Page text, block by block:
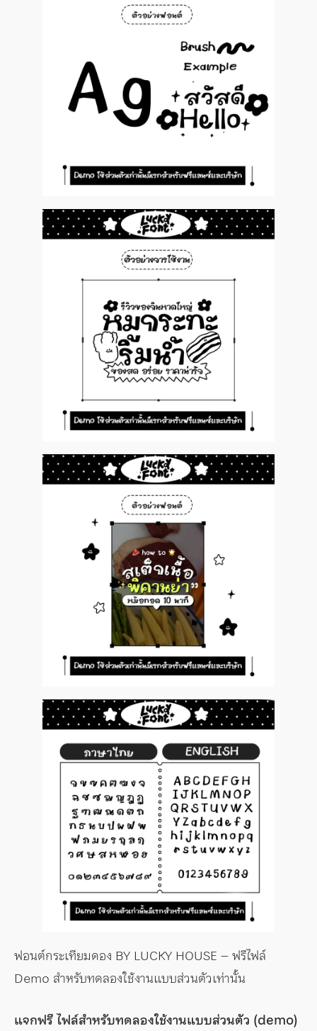
ฟอนต์กระเทียมดอง BY LUCKY HOUSE – ฟรีไฟล์
Demo สำหรับทดลองใช้งานแบบส่วนตัวเท่านั้น
แจกฟรี ไฟล์สำหรับทดลองใช้งานแบบส่วนตัว (demo)